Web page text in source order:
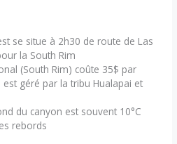
se situe à 2h30 de route de Las
la South Rim
(South Rim) coûte 35$ par
est géré par la tribu Hualapai et
du canyon est souvent 10°C
rebords